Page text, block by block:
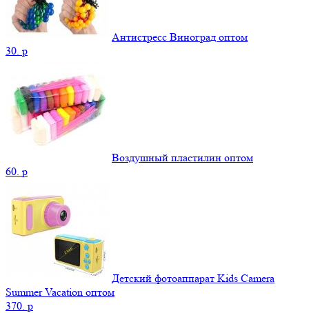
Антистресс Виноград оптом
30. p
Воздушный пластилин оптом
60. p
Детский фотоаппарат Kids Camera
Summer Vacation оптом
370. p